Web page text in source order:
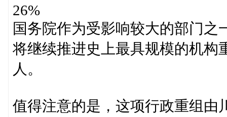
26%
国务院作为受影响较大的部门之
将继续推进史上最具规模的机构
人。
值得注意的是，这项行政重组由